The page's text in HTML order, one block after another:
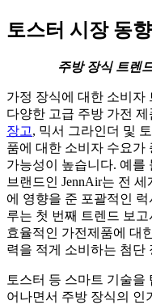
토스터 시장 동향
주방 장식 트렌
가정 장식에 대한 소비자
다양한 고급 주방 가전
장고, 믹서 그라인더 및
품에 대한 소비자 수요가
가능성이 높습니다. 예를
브랜드인 JennAir는 전
에 영향을 준 포괄적인
루는 첫 번째 트렌드 보
효율적인 가전제품에 대
력을 적게 소비하는 첨단
토스터 등 스마트 기술을
어나면서 주방 장식의 인